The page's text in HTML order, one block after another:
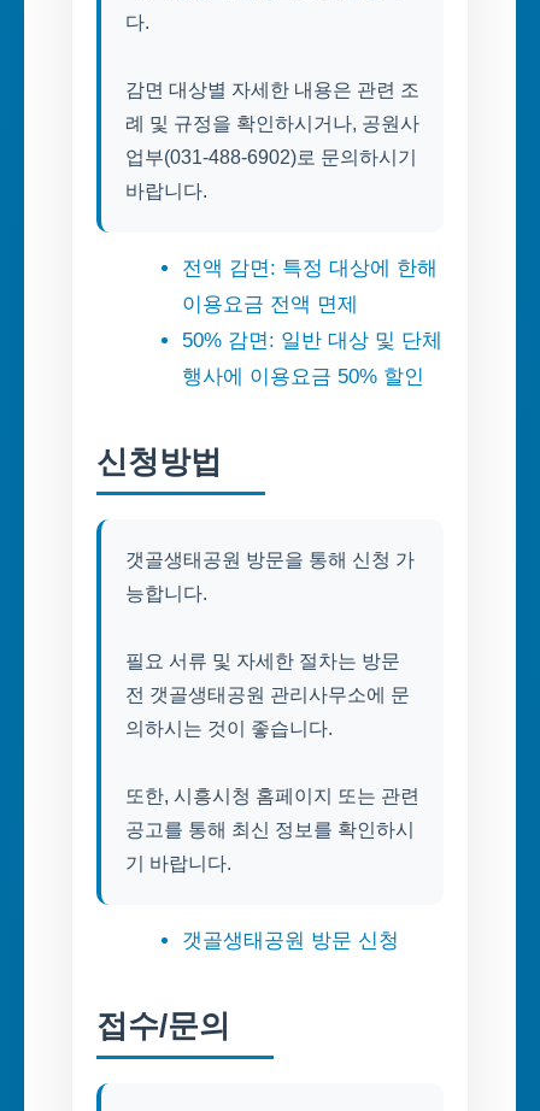
다.
감면 대상별 자세한 내용은 관련 조
례 및 규정을 확인하시거나, 공원사
업부(031-488-6902)로 문의하시기
바랍니다.
전액 감면: 특정 대상에 한해
이용요금 전액 면제
50% 감면: 일반 대상 및 단체
행사에 이용요금 50% 할인
신청방법
갯골생태공원 방문을 통해 신청 가
능합니다.
필요 서류 및 자세한 절차는 방문
전 갯골생태공원 관리사무소에 문
의하시는 것이 좋습니다.
또한, 시흥시청 홈페이지 또는 관련
공고를 통해 최신 정보를 확인하시
기 바랍니다.
갯골생태공원 방문 신청
접수/문의